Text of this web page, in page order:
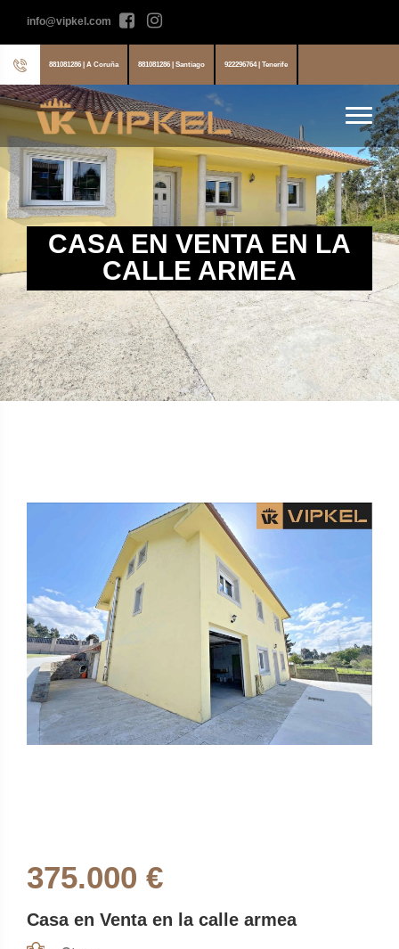
info@vipkel.com
881081286 | A Coruña 881081286 | Santiago 922296764 | Tenerife
CASA EN VENTA EN LA
CALLE ARMEA
375.000 €
Casa en Venta en la calle armea